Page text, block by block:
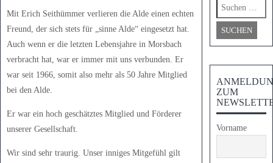
Mit Erich Seithümmer verlieren die Alde einen echten
Freund, der sich stets für „sinne Alde“ eingesetzt hat.
Auch wenn er die letzten Lebensjahre in Morsbach
verbracht hat, war er immer mit uns verbunden. Er
war seit 1966, somit also mehr als 50 Jahre Mitglied
bei den Alde.
Er war ein hoch geschätztes Mitglied und Förderer
unserer Gesellschaft.
Wir sind sehr traurig. Unser inniges Mitgefühl gilt
nach:
ZUM
Vorname